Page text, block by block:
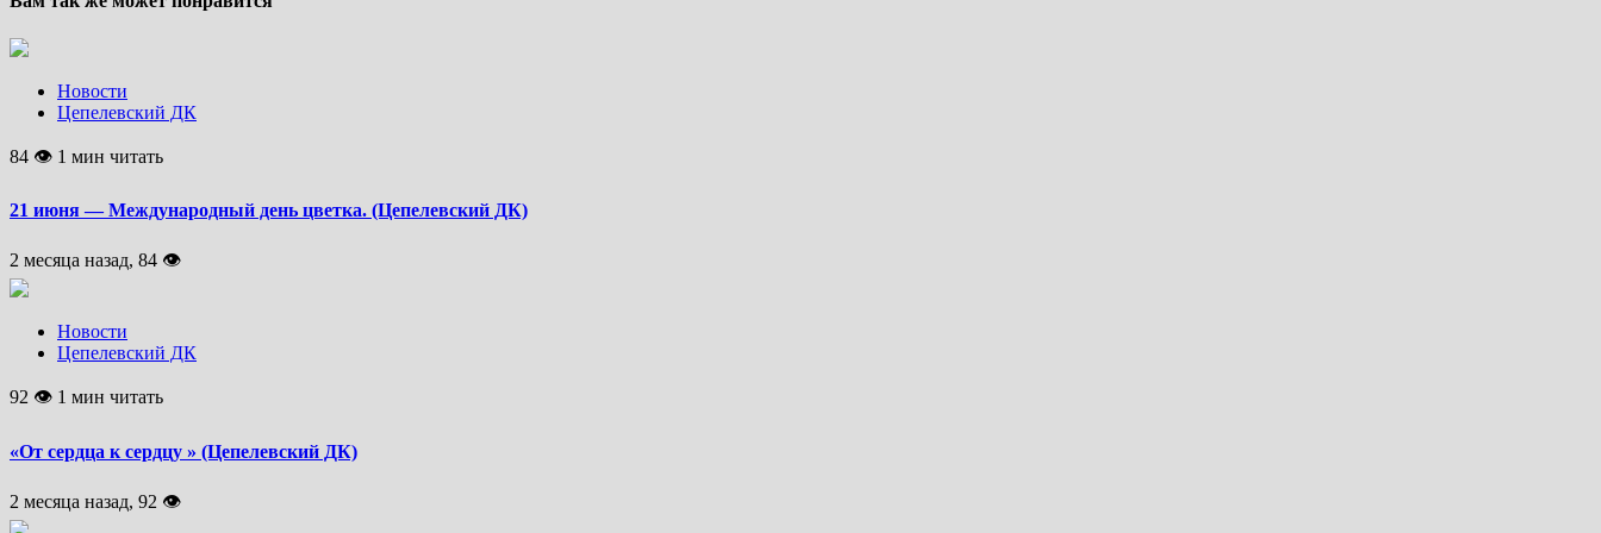
Новости
Цепелевский ДК
84 👁 1 мин читать
21 июня — Международный день цветка. (Цепелевский ДК)
2 месяца назад, 84 👁
Новости
Цепелевский ДК
92 👁 1 мин читать
«От сердца к сердцу » (Цепелевский ДК)
2 месяца назад, 92 👁